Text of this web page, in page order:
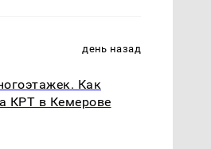
день назад
Как
КРТ в Кемерове